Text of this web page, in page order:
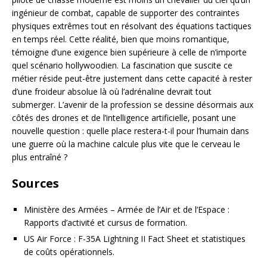
ingénieur de combat, capable de supporter des contraintes
physiques extrêmes tout en résolvant des équations tactiques
en temps réel. Cette réalité, bien que moins romantique,
témoigne d’une exigence bien supérieure à celle de n’importe
quel scénario hollywoodien. La fascination que suscite ce
métier réside peut-être justement dans cette capacité à rester
d’une froideur absolue là où l’adrénaline devrait tout
submerger. L’avenir de la profession se dessine désormais aux
côtés des drones et de l’intelligence artificielle, posant une
nouvelle question : quelle place restera-t-il pour l’humain dans
une guerre où la machine calcule plus vite que le cerveau le
plus entraîné ?
Sources
Ministère des Armées – Armée de l’Air et de l’Espace :
Rapports d’activité et cursus de formation.
US Air Force : F-35A Lightning II Fact Sheet et statistiques
de coûts opérationnels.